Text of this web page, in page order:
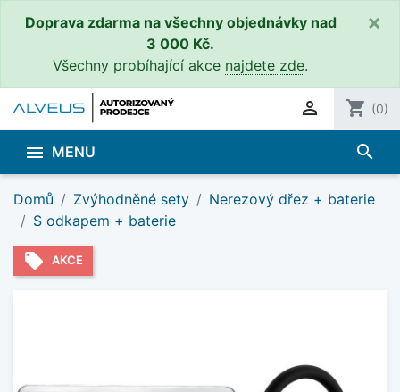
Doprava zdarma na všechny objednávky nad
3 000 Kč.
Všechny probíhající akce najdete zde.
×
 shopping_cart (0)
 MENU search
Domů Zvýhodněné sety
Nerezový dřez + baterie
S odkapem + baterie
local_offer AKCE